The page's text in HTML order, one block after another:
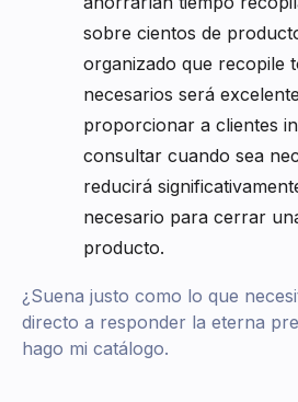
sobre cientos de
organizado que recopile
necesarios será
proporcionar a clientes
consultar cuando sea
reducirá
necesario para cerrar
producto.
¿Suena justo como lo que
directo a responder la eterna
hago mi catálogo.